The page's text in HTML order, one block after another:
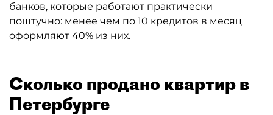
банков, которые работают практически
поштучно: менее чем по 10 кредитов в месяц
оформляют 40% из них.
Сколько продано квартир в
Петербурге